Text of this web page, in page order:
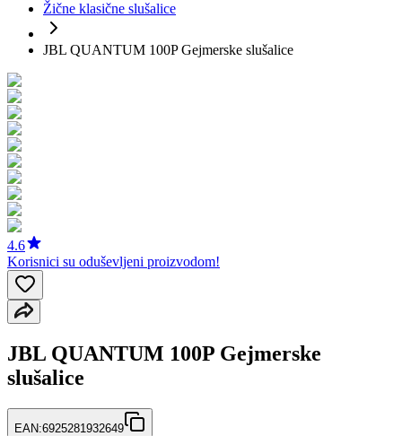
Žične klasične slušalice
JBL QUANTUM 100P Gejmerske slušalice
4.6
Korisnici su oduševljeni proizvodom!
JBL QUANTUM 100P Gejmerske
slušalice
EAN:6925281932649